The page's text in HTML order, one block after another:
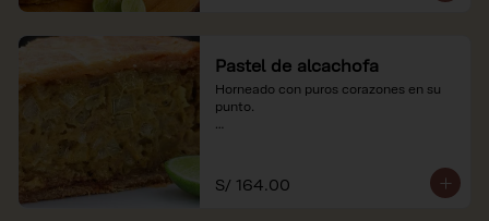
Pastel de alcachofa
Horneado con puros corazones en su
punto.
S/ 164.00